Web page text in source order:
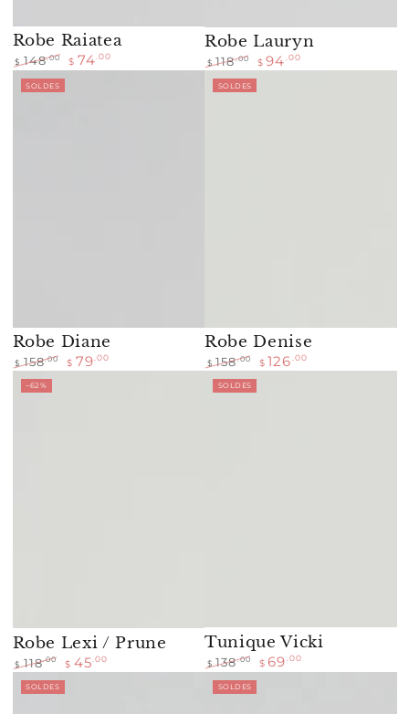
Robe Raiatea
Prix
normal
$ 148.00 $ 74.00
Robe Lauryn
Prix
normal
$ 118.00
Prix
de
$ 94 .00
Robe Diane
Prix
normal
$ 158.00 $ 79 .00
SOLDES
Robe Denise
Prix
normal
$ 158.00
Prix
de
$ 126 .00
SOLDES
Robe Lexi / Prune
Prix
normal
$ 118.00
Prix
de
$ 45 .00
–62%
Tunique Vicki
Prix
normal
$ 138.00
Prix
de
$ 69 .00
SOLDES
SOLDES SOLDES